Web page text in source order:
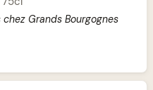
Grands Bourgognes